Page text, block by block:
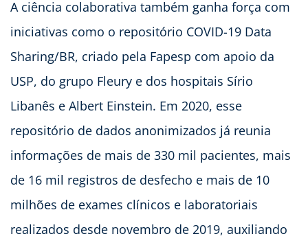
A ciência colaborativa também ganha força com
iniciativas como o repositório COVID-19 Data
Sharing/BR, criado pela Fapesp com apoio da
USP, do grupo Fleury e dos hospitais Sírio
Libanês e Albert Einstein. Em 2020, esse
repositório de dados anonimizados já reunia
informações de mais de 330 mil pacientes, mais
de 16 mil registros de desfecho e mais de 10
milhões de exames clínicos e laboratoriais
realizados desde novembro de 2019, auxiliando